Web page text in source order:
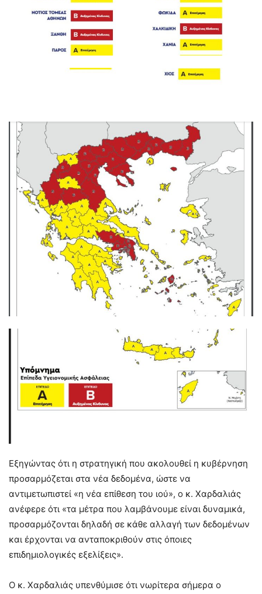
Εξηγώντας ότι η στρατηγική που ακολουθεί η κυβέρνηση
προσαρμόζεται στα νέα δεδομένα, ώστε να
αντιμετωπιστεί «η νέα επίθεση του ιού», ο κ. Χαρδαλιάς
ανέφερε ότι «τα μέτρα που λαμβάνουμε είναι δυναμικά,
προσαρμόζονται δηλαδή σε κάθε αλλαγή των δεδομένων
και έρχονται να ανταποκριθούν στις όποιες
επιδημιολογικές εξελίξεις».
Ο κ. Χαρδαλιάς υπενθύμισε ότι νωρίτερα σήμερα ο